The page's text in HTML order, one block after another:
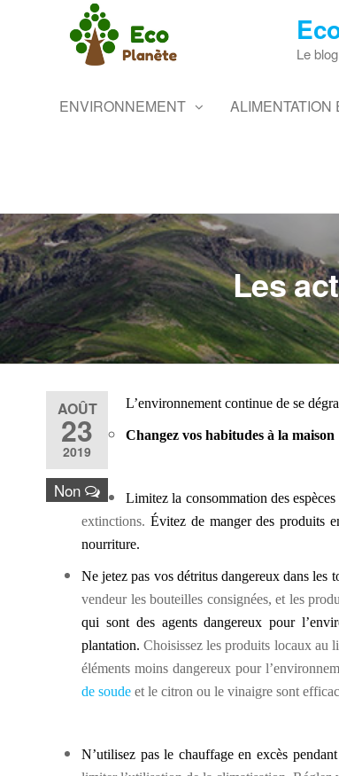
Le
ENVIRONNEMENT ALIMENTATION
Les
AOÛT
23
2019
Non
L’environnement continue de se
Changez vos habitudes à la maison
Limitez la consommation des espèces
extinctions. Évitez de manger des produits
nourriture.
Ne jetez pas vos détritus dangereux dans les
vendeur les bouteilles consignées, et les
qui sont des agents dangereux pour
plantation. Choisissez les produits locaux au
éléments moins dangereux pour
de soude et le citron ou le vinaigre sont
N’utilisez pas le chauffage en excès